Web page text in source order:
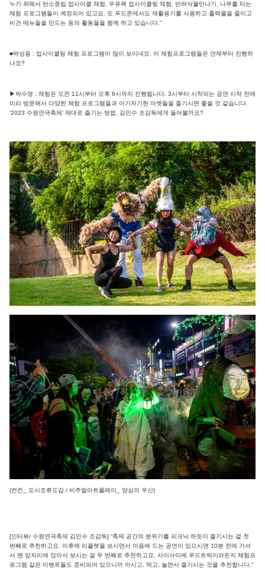
누기 위해서 탄소중립 업사이클 체험, 우유팩 업사이클링 체험, 반려식물만나기, 나무를 타는
체험 프로그램들이 예정되어 있고요. 또 푸드존에서도 재활용기를 사용하고 출력물을 줄이고
비건 메뉴들을 만드는 등의 활동들을 함께 하고 있습니다.”
■박성용 : 업사이클링 체험 프로그램이 많이 보이네요. 이 체험프로그램들은 언제부터 진행하
나요?
▶박수영 : 체험은 오전 11시부터 오후 6시까지 진행됩니다. 3시부터 시작되는 공연 시작 전에
미리 방문해서 다양한 체험 프로그램들과 아기자기한 마켓들을 즐기시면 좋을 것 같습니다.
‘2023 수원연극축제’ 제대로 즐기는 방법, 김민수 조감독에게 들어볼까요?
(컨컨_ 도시조류도감 / 비주얼아트플레이_ 양심의 우산)
[인터뷰/ 수원연극축제 김민수 조감독] “축제 공간의 분위기를 피크닉 하듯이 즐기시는 걸 첫
번째로 추천하고요. 이후에 리플렛을 보시면서 마음에 드는 공연이 있으시면 10분 전에 가셔
서 맨 앞자리에 앉아서 보시는 걸 두 번째로 추천하고요. 사이사이에 푸드트럭이라든지 체험프
로그램 같은 이벤트들도 준비되어 있으니까 마시고, 먹고, 놀면서 즐기시는 것을 추천합니다.”